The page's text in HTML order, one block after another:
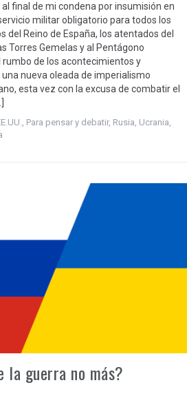
final de mi condena por insumisión en
militar obligatorio para todos los
del Reino de España, los atentados del
Torres Gemelas y al Pentágono
rumbo de los acontecimientos y
nueva oleada de imperialismo
esta vez con la excusa de combatir el
, Para pensar y debatir, Rusia, Ucrania,
la guerra no más?